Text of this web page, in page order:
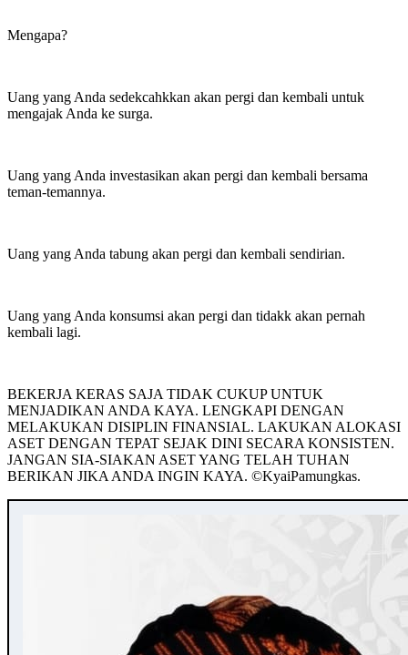
Mengapa?
Uang yang Anda sedekcahkkan akan pergi dan kembali untuk
mengajak Anda ke surga.
Uang yang Anda investasikan akan pergi dan kembali bersama
teman-temannya.
Uang yang Anda tabung akan pergi dan kembali sendirian.
Uang yang Anda konsumsi akan pergi dan tidakk akan pernah
kembali lagi.
BEKERJA KERAS SAJA TIDAK CUKUP UNTUK
MENJADIKAN ANDA KAYA. LENGKAPI DENGAN
MELAKUKAN DISIPLIN FINANSIAL. LAKUKAN ALOKASI
ASET DENGAN TEPAT SEJAK DINI SECARA KONSISTEN.
JANGAN SIA-SIAKAN ASET YANG TELAH TUHAN
BERIKAN JIKA ANDA INGIN KAYA. ©️KyaiPamungkas.